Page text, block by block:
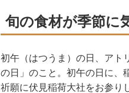
旬の食材が季節に
初午（はつうま）の日、アト
の日」のこと。初午の日に、
祈願に伏見稲荷大社をお参り